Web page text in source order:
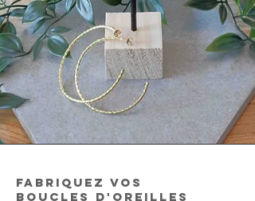
Fabriquez vos
boucles d'oreilles